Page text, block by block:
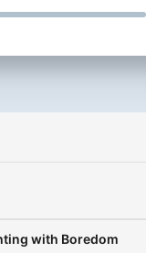
with Boredom